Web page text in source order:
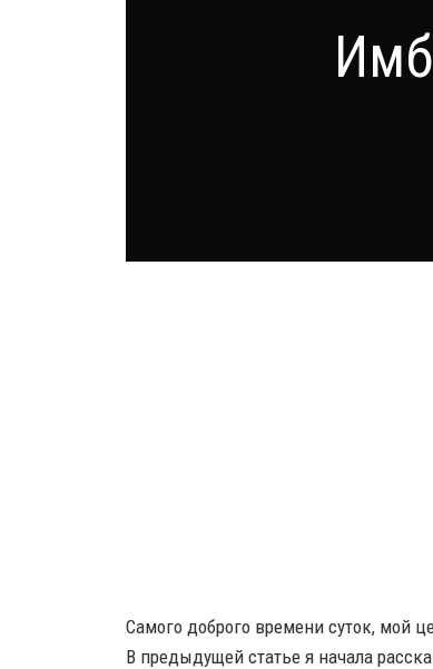
Самого доброго времени суток, мой
В предыдущей статье я начала